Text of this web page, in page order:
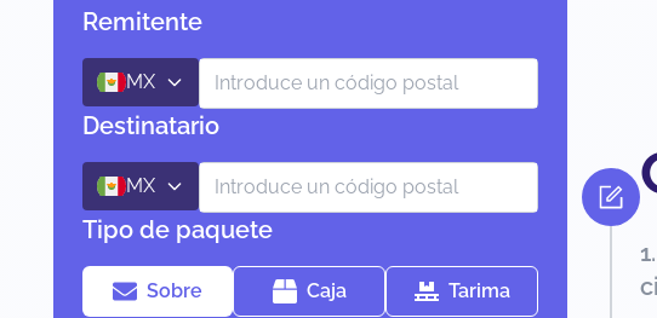
Remitente
MX
Destinatario
MX
Tipo de paquete
Sobre Caja Tarima